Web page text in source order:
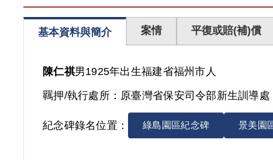
基本資料與簡介 案情 平復或賠(補)償
陳仁祺男1925年出生福建省福州市人
羈押/執行處所： 原臺灣省保安司令部新生訓導
紀念碑錄名位置： 綠島園區紀念碑 景美園